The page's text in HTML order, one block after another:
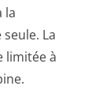
la
La
limitée à